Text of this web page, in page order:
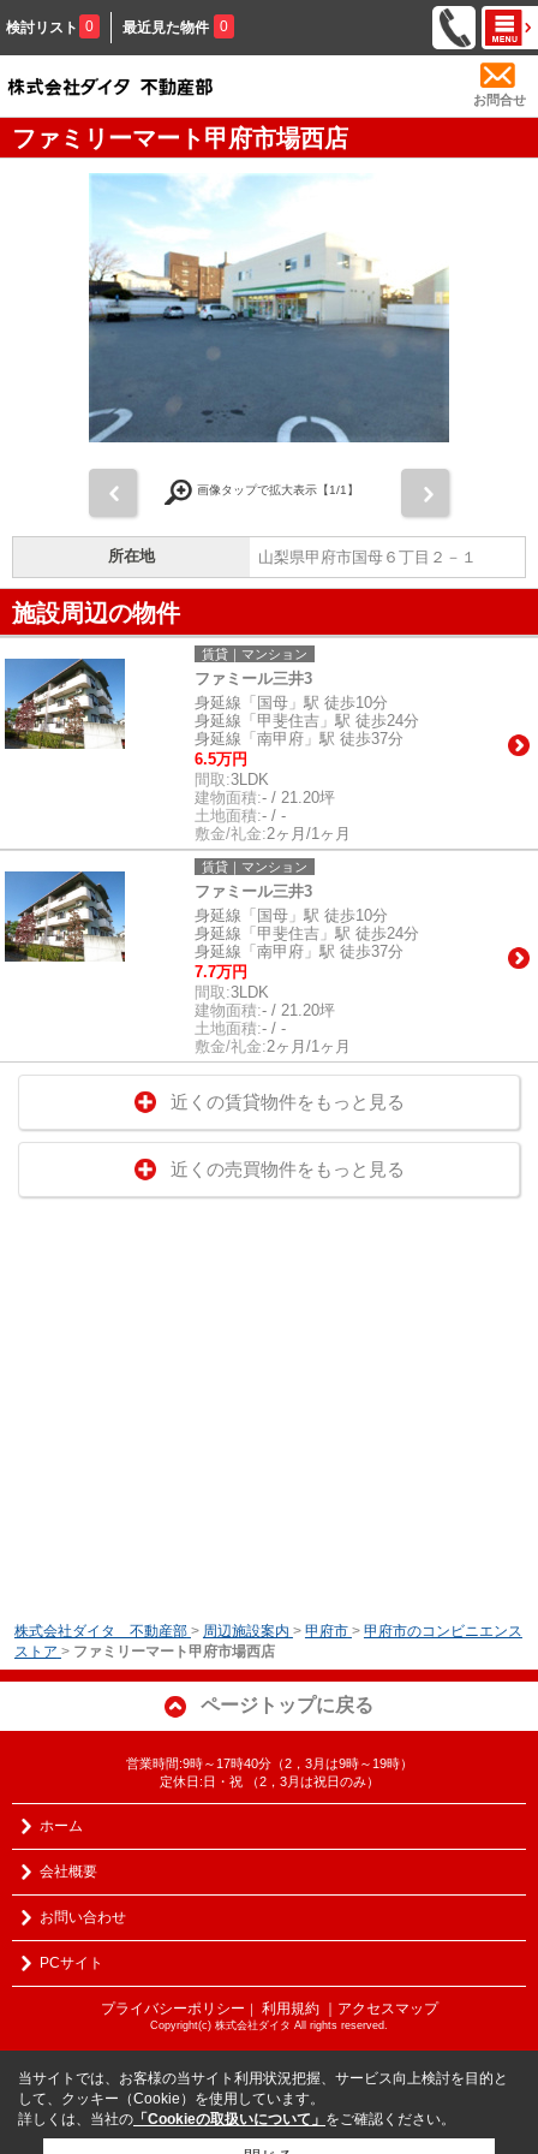
検討リスト 0 最近見た物件 0
お問合せ
ファミリーマート甲府市場西店
画像タップで拡大表示【1/1】
所在地 山梨県甲府市国母６丁目２－１
施設周辺の物件
賃貸｜マンション
ファミール三井3
身延線「国母」駅 徒歩10分
身延線「甲斐住吉」駅 徒歩24分
身延線「南甲府」駅 徒歩37分
6.5万円
間取:3LDK
建物面積:- / 21.20坪
土地面積:- / -
敷金/礼金:2ヶ月/1ヶ月
賃貸｜マンション
ファミール三井3
身延線「国母」駅 徒歩10分
身延線「甲斐住吉」駅 徒歩24分
身延線「南甲府」駅 徒歩37分
7.7万円
間取:3LDK
建物面積:- / 21.20坪
土地面積:- / -
敷金/礼金:2ヶ月/1ヶ月
近くの賃貸物件をもっと見る
近くの売買物件をもっと見る
株式会社ダイタ 不動産部 > 周辺施設案内 > 甲府市 > 甲府市のコンビニエンス
ストア > ファミリーマート甲府市場西店
ページトップに戻る
営業時間:9時～17時40分（2，3月は9時～19時）
定休日:日・祝 （2，3月は祝日のみ）
ホーム
会社概要
お問い合わせ
PCサイト
プライバシーポリシー ｜ 利用規約 ｜アクセスマップ
Copyright(c) 株式会社ダイタ All rights reserved.
当サイトでは、お客様の当サイト利用状況把握、サービス向上検討を目的と
して、クッキー（Cookie）を使用しています。
詳しくは、当社の 「Cookieの取扱いについて」 をご確認ください。